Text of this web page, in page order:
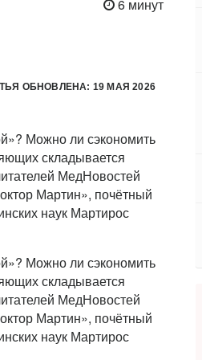
6 минут
ОБНОВЛЕНА: 19 МАЯ 2026
Можно ли сэкономить
складывается
МедНовостей
Мартин», почётный
наук Мартирос
Можно ли сэкономить
складывается
МедНовостей
Мартин», почётный
наук Мартирос